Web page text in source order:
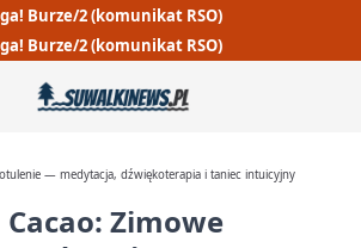
Burze/2 (komunikat RSO)
Burze/2 (komunikat RSO)
— medytacja, dźwiękoterapia i taniec intuicyjny
Zimowe